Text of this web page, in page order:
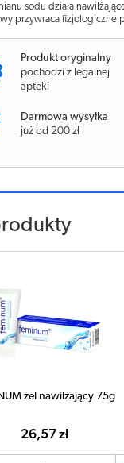
sodu działa
przywraca fizjologiczne
Produkt oryginalny
pochodzi z legalnej
apteki
Darmowa wysyłka
już od 200 zł
żel nawilżający 75g
26,57 zł